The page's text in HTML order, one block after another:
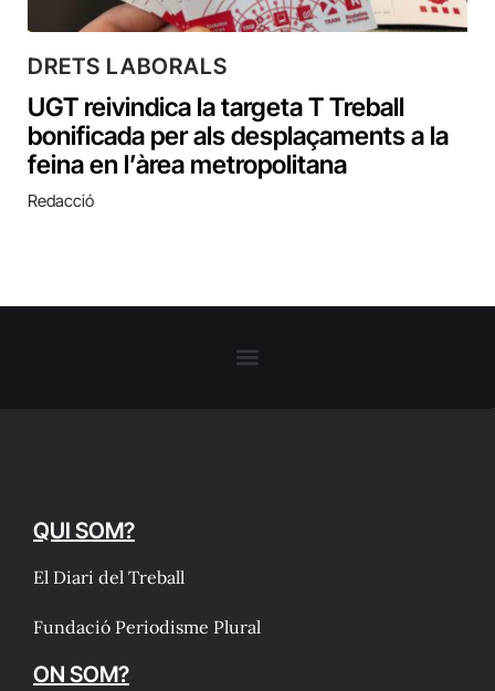
DRETS LABORALS
UGT reivindica la targeta T Treball
bonificada per als desplaçaments a la
feina en l’àrea metropolitana
Redacció
QUI SOM?
El Diari del Treball
Fundació Periodisme Plural
ON SOM?